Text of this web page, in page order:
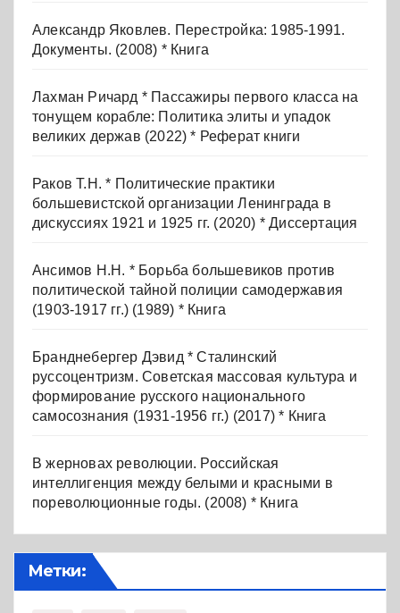
Александр Яковлев. Перестройка: 1985-1991.
Документы. (2008) * Книга
Лахман Ричард * Пассажиры первого класса на
тонущем корабле: Политика элиты и упадок
великих держав (2022) * Реферат книги
Раков Т.Н. * Политические практики
большевистской организации Ленинграда в
дискуссиях 1921 и 1925 гг. (2020) * Диссертация
Ансимов Н.Н. * Борьба большевиков против
политической тайной полиции самодержавия
(1903-1917 гг.) (1989) * Книга
Бранднебергер Дэвид * Сталинский
руссоцентризм. Советская массовая культура и
формирование русского национального
самосознания (1931-1956 гг.) (2017) * Книга
В жерновах революции. Российская
интеллигенция между белыми и красными в
пореволюционные годы. (2008) * Книга
Метки: